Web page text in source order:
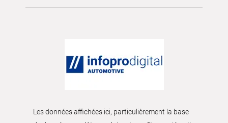
Les données affichées ici, particulièrement la base